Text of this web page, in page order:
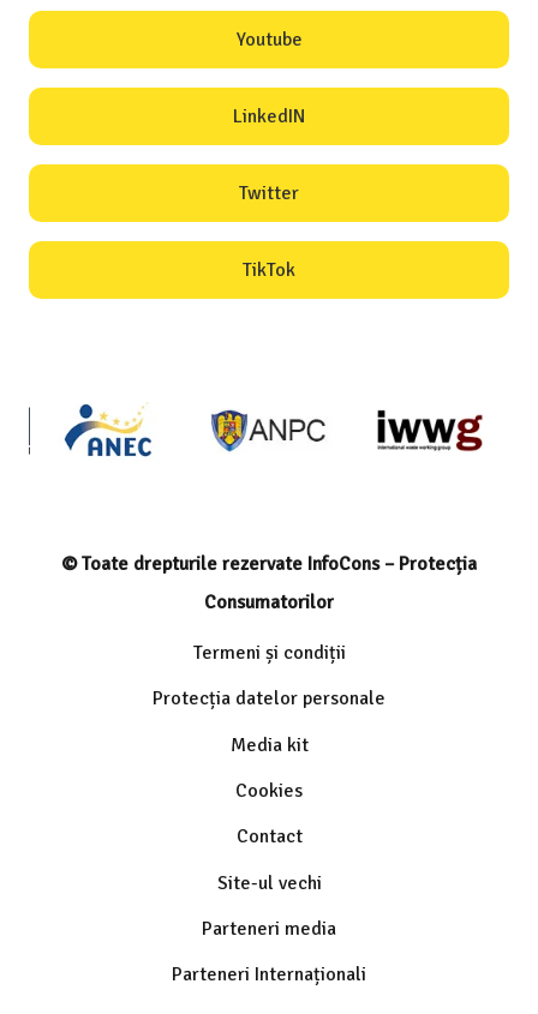
Youtube
LinkedIN
Twitter
TikTok
© Toate drepturile rezervate InfoCons – Protecția
Consumatorilor
Termeni și condiții
Protecția datelor personale
Media kit
Cookies
Contact
Site-ul vechi
Parteneri media
Parteneri Internaționali